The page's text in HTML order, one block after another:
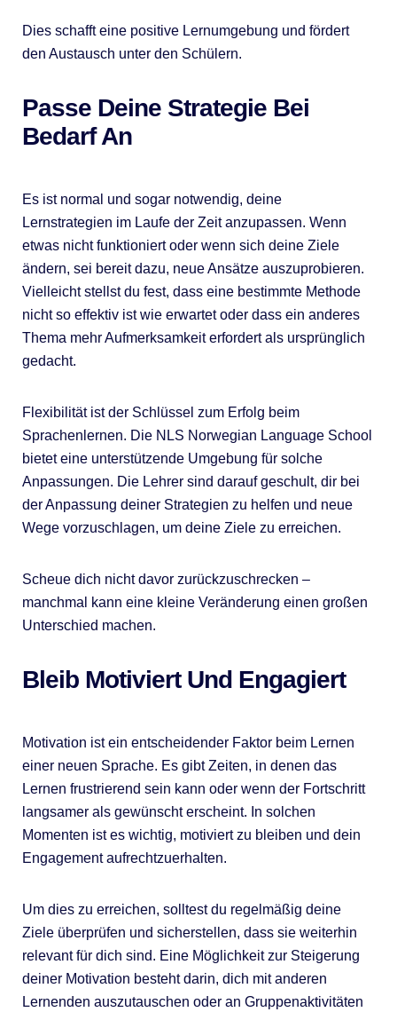
Dies schafft eine positive Lernumgebung und fördert
den Austausch unter den Schülern.
Passe Deine Strategie Bei
Bedarf An
Es ist normal und sogar notwendig, deine
Lernstrategien im Laufe der Zeit anzupassen. Wenn
etwas nicht funktioniert oder wenn sich deine Ziele
ändern, sei bereit dazu, neue Ansätze auszuprobieren.
Vielleicht stellst du fest, dass eine bestimmte Methode
nicht so effektiv ist wie erwartet oder dass ein anderes
Thema mehr Aufmerksamkeit erfordert als ursprünglich
gedacht.
Flexibilität ist der Schlüssel zum Erfolg beim
Sprachenlernen. Die NLS Norwegian Language School
bietet eine unterstützende Umgebung für solche
Anpassungen. Die Lehrer sind darauf geschult, dir bei
der Anpassung deiner Strategien zu helfen und neue
Wege vorzuschlagen, um deine Ziele zu erreichen.
Scheue dich nicht davor zurückzuschrecken –
manchmal kann eine kleine Veränderung einen großen
Unterschied machen.
Bleib Motiviert Und Engagiert
Motivation ist ein entscheidender Faktor beim Lernen
einer neuen Sprache. Es gibt Zeiten, in denen das
Lernen frustrierend sein kann oder wenn der Fortschritt
langsamer als gewünscht erscheint. In solchen
Momenten ist es wichtig, motiviert zu bleiben und dein
Engagement aufrechtzuerhalten.
Um dies zu erreichen, solltest du regelmäßig deine
Ziele überprüfen und sicherstellen, dass sie weiterhin
relevant für dich sind. Eine Möglichkeit zur Steigerung
deiner Motivation besteht darin, dich mit anderen
Lernenden auszutauschen oder an Gruppenaktivitäten